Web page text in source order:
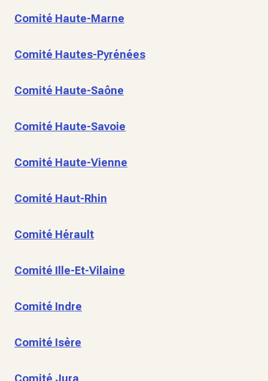
Comité Haute-Marne
Comité Hautes-Pyrénées
Comité Haute-Saône
Comité Haute-Savoie
Comité Haute-Vienne
Comité Haut-Rhin
Comité Hérault
Comité Ille-Et-Vilaine
Comité Indre
Comité Isère
Comité Jura